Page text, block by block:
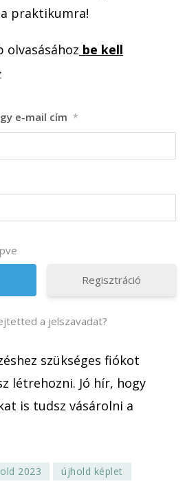
praktikumra!
olvasásához be kell
e-mail cím *
Regisztráció
a jelszavadat?
szükséges fiókot
létrehozni. Jó hír, hogy
is tudsz vásárolni a
2023 újhold képlet